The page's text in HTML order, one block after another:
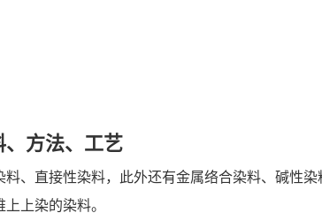
方法、工艺
料、直接性染料，此外还有金属络合染料、碱性
上染的染料。